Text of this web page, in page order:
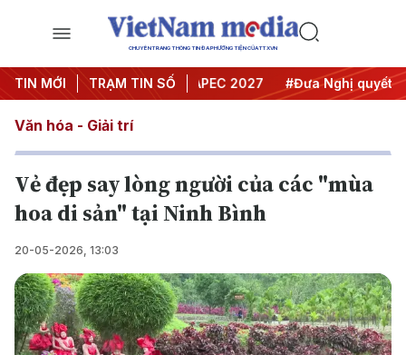
CHUYÊN TRANG THÔNG TIN ĐA PHƯƠNG TIỆN CỦA TTXVN
TIN MỚI TRẠM TIN SỐ
nghị Trung ương 3 #APEC 2027 #Đưa Nghị quyết thành
Văn hóa - Giải trí
Vẻ đẹp say lòng người của các "mùa
hoa di sản" tại Ninh Bình
20-05-2026, 13:03